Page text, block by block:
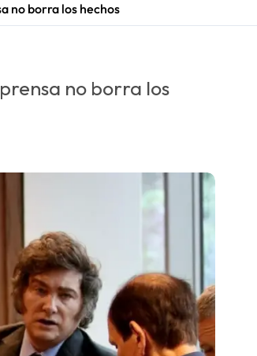
no borra los hechos
no borra los